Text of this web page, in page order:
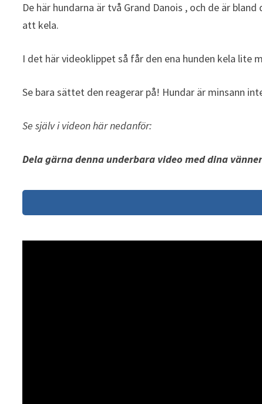
De här hundarna är två Grand Danois , och de är
att kela.
I det här videoklippet så får den ena hunden kela lite
Se bara sättet den reagerar på! Hundar är minsann
Se själv i videon här nedanför:
Dela gärna denna underbara video med dina